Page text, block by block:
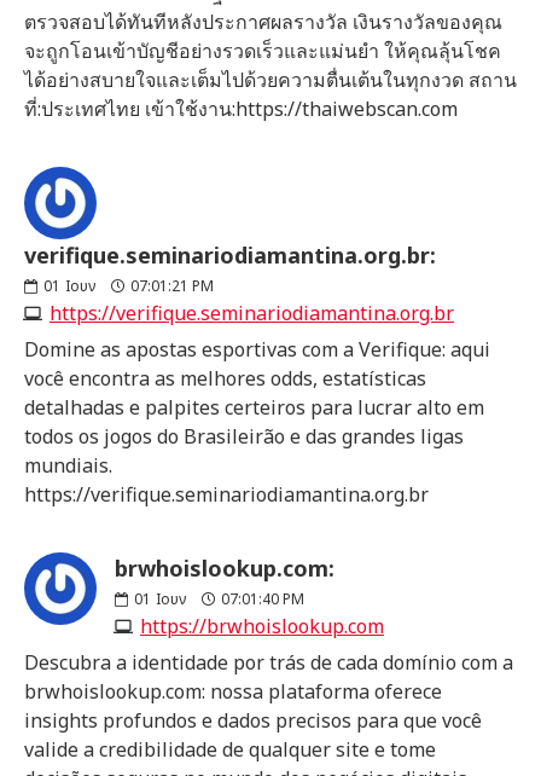
ตรวจสอบได้ทันทีหลังประกาศผลรางวัล เงินรางวัลของคุณ
จะถูกโอนเข้าบัญชีอย่างรวดเร็วและแม่นยำ ให้คุณลุ้นโชค
ได้อย่างสบายใจและเต็มไปด้วยความตื่นเต้นในทุกงวด สถาน
ที่:ประเทศไทย เข้าใช้งาน:https://thaiwebscan.com
verifique.seminariodiamantina.org.br:
01 Ιουν 07:01:21 PM
https://verifique.seminariodiamantina.org.br
Domine as apostas esportivas com a Verifique: aqui
você encontra as melhores odds, estatísticas
detalhadas e palpites certeiros para lucrar alto em
todos os jogos do Brasileirão e das grandes ligas
mundiais.
https://verifique.seminariodiamantina.org.br
brwhoislookup.com:
01 Ιουν 07:01:40 PM
https://brwhoislookup.com
Descubra a identidade por trás de cada domínio com a
brwhoislookup.com: nossa plataforma oferece
insights profundos e dados precisos para que você
valide a credibilidade de qualquer site e tome